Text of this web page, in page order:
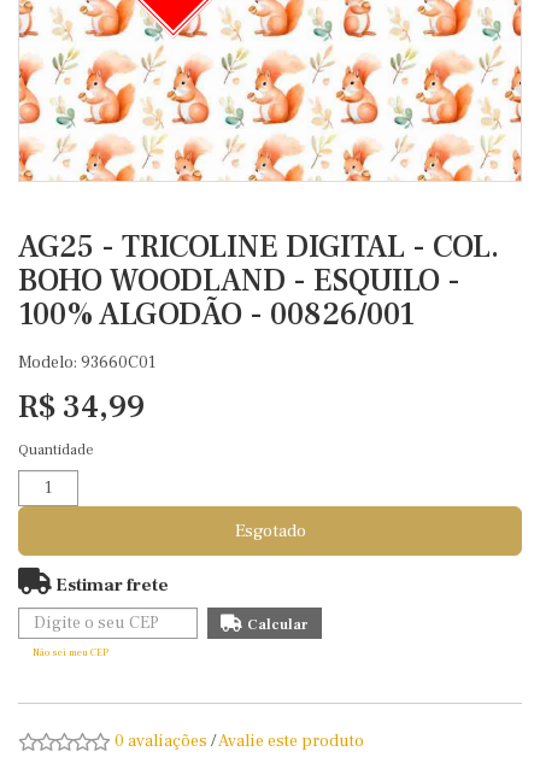
AG25 - TRICOLINE DIGITAL - COL.
BOHO WOODLAND - ESQUILO -
100% ALGODÃO - 00826/001
Modelo: 93660C01
R$ 34,99
Quantidade
Esgotado
Estimar frete
Não sei meu CEP
0 avaliações /Avalie este produto